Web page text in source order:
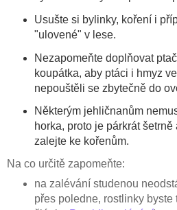
Usušte si bylinky, koření i
"ulovené" v lese.
Nezapomeňte doplňovat
koupátka, aby ptáci i hmyz
nepouštěli se zbytečně do
Některým jehličnanům
horka, proto je párkrát
zalejte ke kořenům.
Na co určitě zapomeňte:
na zalévání studenou
přes poledne, rostlinky